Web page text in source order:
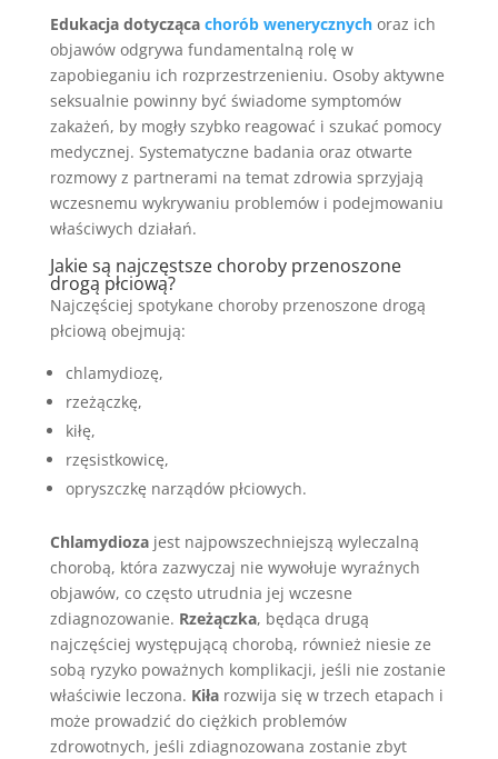
Edukacja dotycząca chorób wenerycznychoraz ich
objawów odgrywa fundamentalną rolę w
zapobieganiu ich rozprzestrzenieniu. Osoby aktywne
seksualnie powinny być świadome symptomów
zakażeń, by mogły szybko reagować i szukać pomocy
medycznej. Systematyczne badania oraz otwarte
rozmowy z partnerami na temat zdrowia sprzyjają
wczesnemu wykrywaniu problemów i podejmowaniu
właściwych działań.
Jakie są najczęstsze choroby przenoszone
drogą płciową?
Najczęściej spotykane choroby przenoszone drogą
płciową obejmują:
chlamydiozę,
rzeżączkę,
kiłę,
rzęsistkowicę,
opryszczkę narządów płciowych.
Chlamydiozajest najpowszechniejszą wyleczalną
chorobą, która zazwyczaj nie wywołuje wyraźnych
objawów, co często utrudnia jej wczesne
zdiagnozowanie. Rzeżączka, będąca drugą
najczęściej występującą chorobą, również niesie ze
sobą ryzyko poważnych komplikacji, jeśli nie zostanie
właściwie leczona. Kiłarozwija się w trzech etapach i
może prowadzić do ciężkich problemów
zdrowotnych, jeśli zdiagnozowana zostanie zbyt